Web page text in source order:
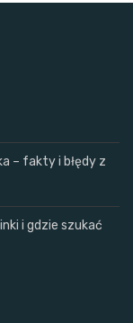
– fakty i błędy z
i gdzie szukać